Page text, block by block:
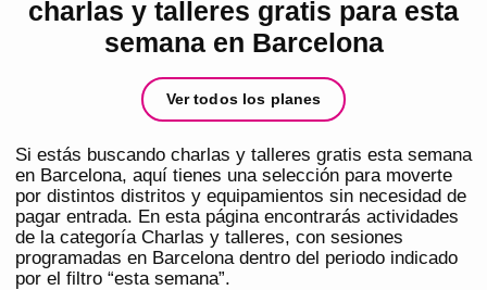
charlas y talleres gratis para esta
semana en Barcelona
Ver todos los planes
Si estás buscando charlas y talleres gratis esta semana
en Barcelona, aquí tienes una selección para moverte
por distintos distritos y equipamientos sin necesidad de
pagar entrada. En esta página encontrarás actividades
de la categoría Charlas y talleres, con sesiones
programadas en Barcelona dentro del periodo indicado
por el filtro “esta semana”.